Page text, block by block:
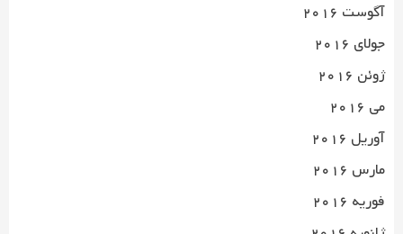
آگوست 2016
جولای 2016
ژوئن 2016
می 2016
آوریل 2016
مارس 2016
فوریه 2016